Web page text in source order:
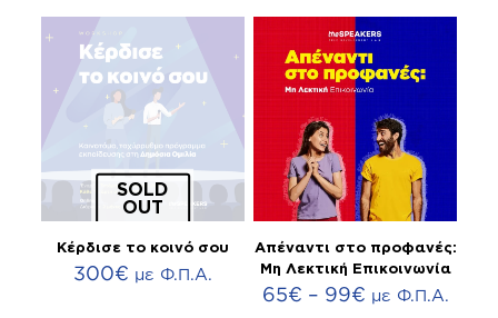
through
60€
SOLD
OUT
Κέρδισε το κοινό σου
300€ με Φ.Π.Α.
Απέναντι στο προφανές:
Μη Λεκτική Επικοινωνία
65€ – 99€Price
με Φ.Π.Α.